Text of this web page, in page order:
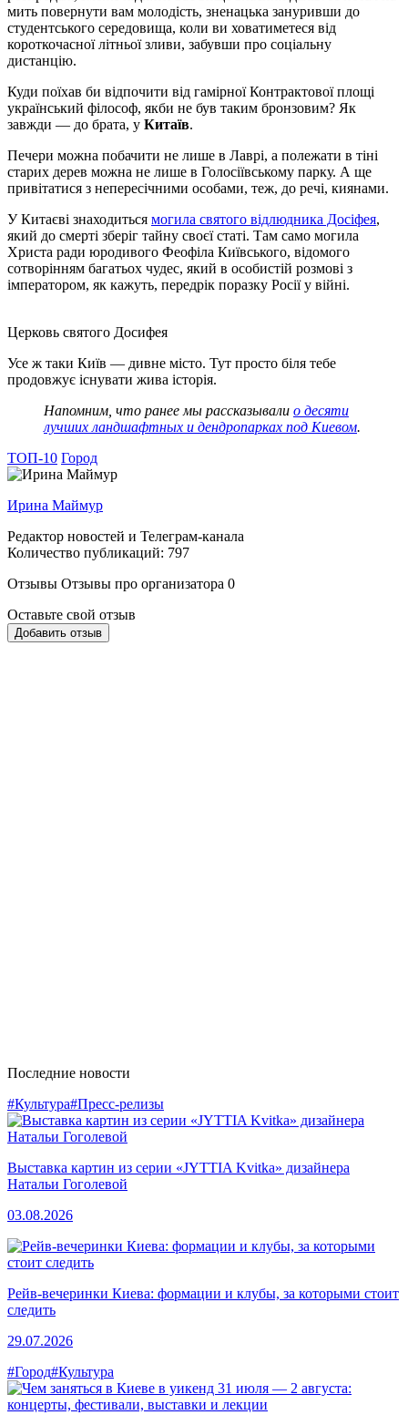
мить повернути вам молодість, зненацька зануривши до
студентського середовища, коли ви ховатиметеся від
короткочасної літньої зливи, забувши про соціальну
дистанцію.
Куди поїхав би відпочити від гамірної Контрактової площі
український філософ, якби не був таким бронзовим? Як
завжди — до брата, у Китаїв.
Печери можна побачити не лише в Лаврі, а полежати в тіні
старих дерев можна не лише в Голосіївському парку. А ще
привітатися з непересічними особами, теж, до речі, киянами.
У Китаєві знаходиться могила святого відлюдника Досіфея,
який до смерті зберіг тайну своєї статі. Там само могила
Христа ради юродивого Феофіла Київського, відомого
сотворінням багатьох чудес, який в особистій розмові з
імператором, як кажуть, передрік поразку Росії у війні.
Церковь святого Досифея
Усе ж таки Київ — дивне місто. Тут просто біля тебе
продовжує існувати жива історія.
Напомним, что ранее мы рассказывали о десяти
лучших ландшафтных и дендропарках под Киевом.
ТОП-10 Город
Ирина Маймур
Редактор новостей и Телеграм-канала
Количество публикаций: 797
Отзывы Отзывы про организатора 0
Оставьте свой отзыв
Добавить отзыв
Последние новости
#Культура#Пресс-релизы
Выставка картин из серии «JYTTIA Kvitka» дизайнера
Натальи Гоголевой
03.08.2026
Рейв-вечеринки Киева: формации и клубы, за которыми стоит
следить
29.07.2026
#Город#Культура